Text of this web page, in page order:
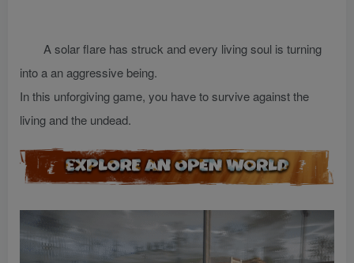
A solar flare has struck and every living soul is turning
into a an aggressive being.
In this unforgiving game, you have to survive against the
living and the undead.